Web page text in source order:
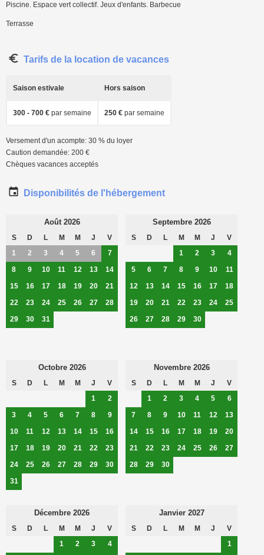
Piscine. Espace vert collectif. Jeux d'enfants. Barbecue
Terrasse
Tarifs de la location de vacances
Saison estivale Hors saison
300 - 700 € par semaine 250 € par semaine
Versement d'un acompte: 30 % du loyer
Caution demandée: 200 €
Chèques vacances acceptés
Disponibilités de l'hébergement
Août 2026
S D L M M J
V
1
2 3 4 5 6
7
8
9 10 11 12 13
14
15
16 17 18 19 20
21
22
23 24 25 26 27
28
29
30 31
Septembre 2026
S D L M M J
V
1
2 3
4
5
6 7 8 9 10
11
12
13 14 15 16 17
18
19
20 21 22 23 24
25
26
27 28 29 30
Octobre 2026
S D L M M J
V
1
2
3
4 5 6 7 8
9
10
11 12 13 14 15
16
17
18 19 20 21 22
23
24
25 26 27 28 29
30
31
Novembre 2026
S D L M M J
V
1
2 3 4 5
6
7
8 9 10 11 12
13
14
15 16 17 18 19
20
21
22 23 24 25 26
27
28
29 30
Décembre 2026
S D L M M J
V
1
2 3 4
Janvier 2027
S D L M M J
V
1